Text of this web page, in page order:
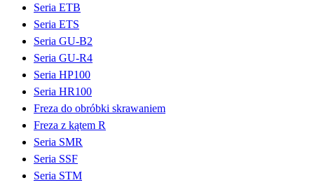
Seria ETB
Seria ETS
Seria GU-B2
Seria GU-R4
Seria HP100
Seria HR100
Freza do obróbki skrawaniem
Freza z kątem R
Seria SMR
Seria SSF
Seria STM